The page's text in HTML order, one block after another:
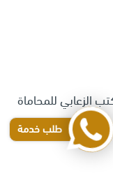
الزعابي للمحاماة
وإنجاز معاملاتك
طلب خدمة